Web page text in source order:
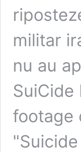
militar
nu au
SuiCide
footage